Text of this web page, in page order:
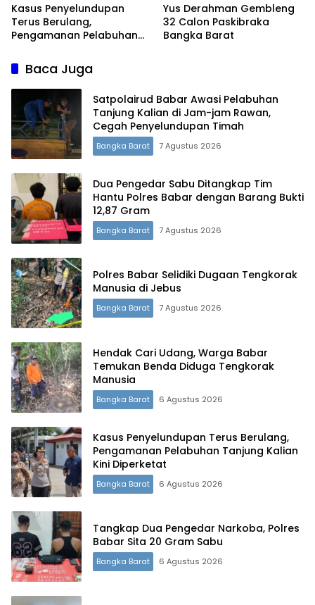
Terdepan Menyorot Fakta.
Kasus Penyelundupan
Terus Berulang,
Pengamanan Pelabuhan
Diperketat
Yus Derahman Gembleng
32 Calon Paskibraka
Bangka Barat
Baca Juga
Satpolairud Babar Awasi Pelabuhan
Tanjung Kalian di Jam-jam Rawan,
Cegah Penyelundupan Timah
Bangka Barat 7 Agustus 2026
Dua Pengedar Sabu Ditangkap Tim
Hantu Polres Babar dengan Barang Bukti
12,87 Gram
Bangka Barat 7 Agustus 2026
Polres Babar Selidiki Dugaan Tengkorak
Manusia di Jebus
Bangka Barat 7 Agustus 2026
Hendak Cari Udang, Warga Babar
Temukan Benda Diduga Tengkorak
Manusia
Bangka Barat 6 Agustus 2026
Kasus Penyelundupan Terus Berulang,
Pengamanan Pelabuhan Tanjung Kalian
Kini Diperketat
Bangka Barat 6 Agustus 2026
Tangkap Dua Pengedar Narkoba, Polres
Babar Sita 20 Gram Sabu
Bangka Barat 6 Agustus 2026